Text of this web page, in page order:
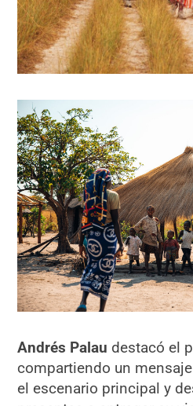
Andrés Palau destacó el
compartiendo un
el escenario principal y